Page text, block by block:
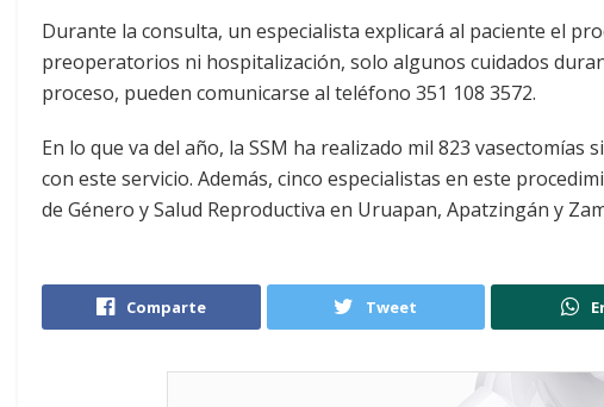
Durante la consulta, un especialista explicará al paciente el
preoperatorios ni hospitalización, solo algunos cuidados
proceso, pueden comunicarse al teléfono 351 108 3572.
En lo que va del año, la SSM ha realizado mil 823
con este servicio. Además, cinco especialistas en este
de Género y Salud Reproductiva en Uruapan, Apatzingán y
Comparte Tweet